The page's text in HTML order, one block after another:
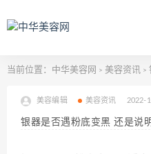
当前位置： 中华美容网 > 美容资讯 >
美容编辑 美容资讯 2022-
银器是否遇粉底变黑 还是说